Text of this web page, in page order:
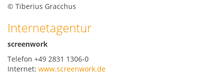
© Tiberius Gracchus
Internetagentur
screenwork
Telefon +49 2831 1306-0
Internet: www.screenwork.de